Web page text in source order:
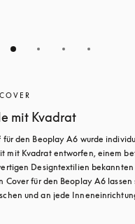
mit Kvadrat
für den Beoplay A6 wurde
mit Kvadrat entworfen, einem
Designtextilien
Cover für den Beoplay A6 lassen
und an jede